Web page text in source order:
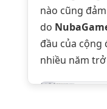
nào cũng
do
đầu của
nhiều năm trở